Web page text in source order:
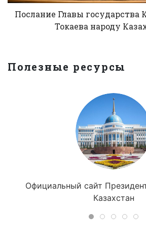
Послание Главы
Токаева народу
Полезные ресурсы
Официальный сайт
Казахстан